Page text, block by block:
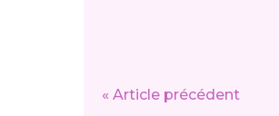
« Article précédent